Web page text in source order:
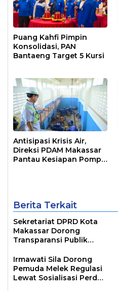
Puang Kahfi Pimpin
Konsolidasi, PAN
Bantaeng Target 5 Kursi
Antisipasi Krisis Air,
Direksi PDAM Makassar
Pantau Kesiapan Pompa
Berita Terkait
Sekretariat DPRD Kota
Makassar Dorong
Transparansi Publik
Digital
Irmawati Sila Dorong
Pemuda Melek Regulasi
Lewat Sosialisasi Perda